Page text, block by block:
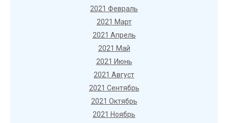
2021 Февраль
2021 Март
2021 Апрель
2021 Май
2021 Июнь
2021 Август
2021 Сентябрь
2021 Октябрь
2021 Ноябрь